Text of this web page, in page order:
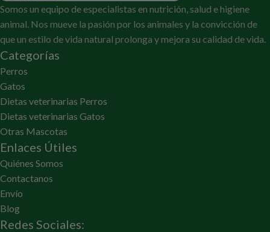
Somos un equipo de especialistas en nutrición, salud e higiene
animal. Nos mueve la pasión por los animales y la convicción de
que un estilo de vida natural prolonga y mejora su calidad de vida.
Categorías
Perros
Gatos
Dietas veterinarias Perros
Dietas veterinarias Gatos
Otras Mascotas
Enlaces Útiles
Quiénes Somos
Contactanos
Envío
Blog
Redes Sociales: